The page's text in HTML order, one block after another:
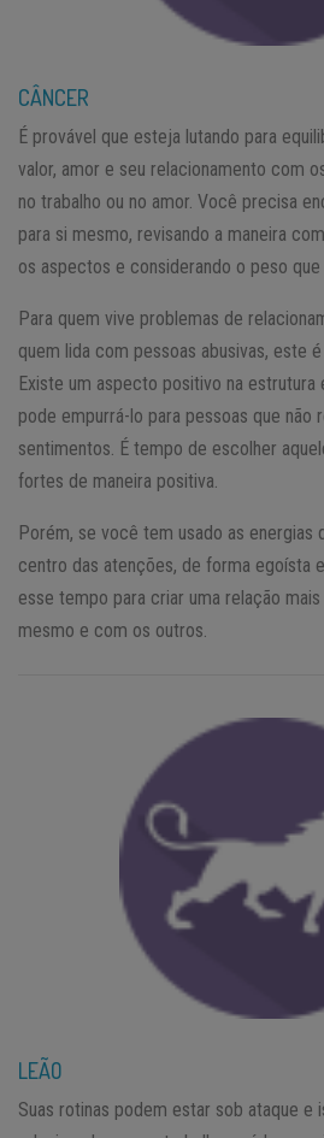
CÂNCER
É provável que esteja lutando para
valor, amor e seu relacionamento com
no trabalho ou no amor. Você precisa
para si mesmo, revisando a maneira
os aspectos e considerando o peso que
Para quem vive problemas de
quem lida com pessoas abusivas, este
Existe um aspecto positivo na estrutura
pode empurrá-lo para pessoas que não
sentimentos. É tempo de escolher
fortes de maneira positiva.
Porém, se você tem usado as energias
centro das atenções, de forma egoísta
esse tempo para criar uma relação
mesmo e com os outros.
LEÃO
Suas rotinas podem estar sob ataque e